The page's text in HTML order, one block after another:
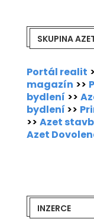
SKUPINA
Portál realit
magazín >>
bydlení >>
bydlení >>
>> Azet
Azet
INZERCE